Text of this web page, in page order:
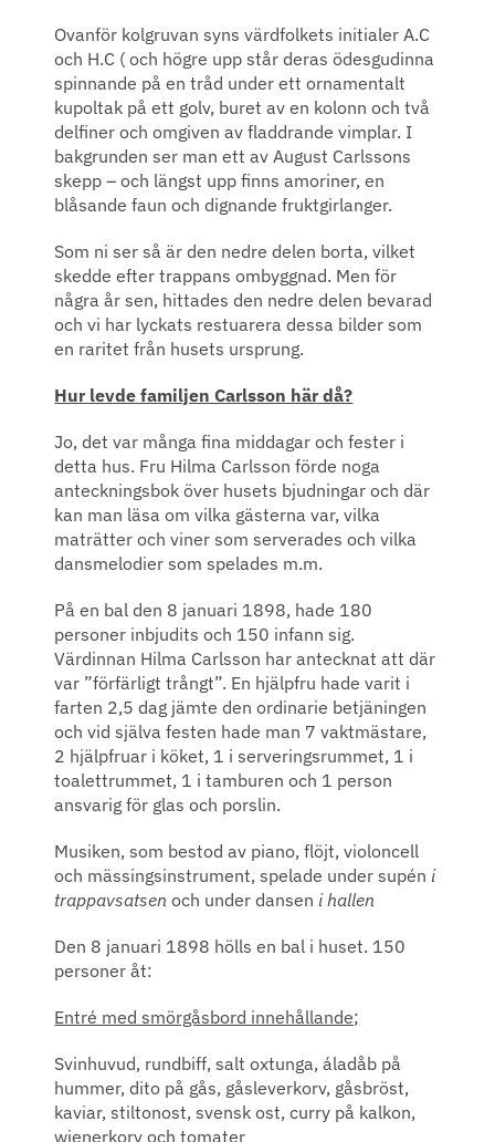
Ovanför kolgruvan syns värdfolkets initialer A.C
och H.C ( och högre upp står deras ödesgudinna
spinnande på en tråd under ett ornamentalt
kupoltak på ett golv, buret av en kolonn och två
delfiner och omgiven av fladdrande vimplar. I
bakgrunden ser man ett av August Carlssons
skepp – och längst upp finns amoriner, en
blåsande faun och dignande fruktgirlanger.
Som ni ser så är den nedre delen borta, vilket
skedde efter trappans ombyggnad. Men för
några år sen, hittades den nedre delen bevarad
och vi har lyckats restuarera dessa bilder som
en raritet från husets ursprung.
Hur levde familjen Carlsson här då?
Jo, det var många fina middagar och fester i
detta hus. Fru Hilma Carlsson förde noga
anteckningsbok över husets bjudningar och där
kan man läsa om vilka gästerna var, vilka
maträtter och viner som serverades och vilka
dansmelodier som spelades m.m.
På en bal den 8 januari 1898, hade 180
personer inbjudits och 150 infann sig.
Värdinnan Hilma Carlsson har antecknat att där
var ”förfärligt trångt”. En hjälpfru hade varit i
farten 2,5 dag jämte den ordinarie betjäningen
och vid själva festen hade man 7 vaktmästare,
2 hjälpfruar i köket, 1 i serveringsrummet, 1 i
toalettrummet, 1 i tamburen och 1 person
ansvarig för glas och porslin.
Musiken, som bestod av piano, flöjt, violoncell
och mässingsinstrument, spelade under supén i
trappavsatsen och under dansen i hallen
Den 8 januari 1898 hölls en bal i huset. 150
personer åt:
Entré med smörgåsbord innehållande;
Svinhuvud, rundbiff, salt oxtunga, áladåb på
hummer, dito på gås, gåsleverkorv, gåsbröst,
kaviar, stiltonost, svensk ost, curry på kalkon,
wienerkorv och tomater